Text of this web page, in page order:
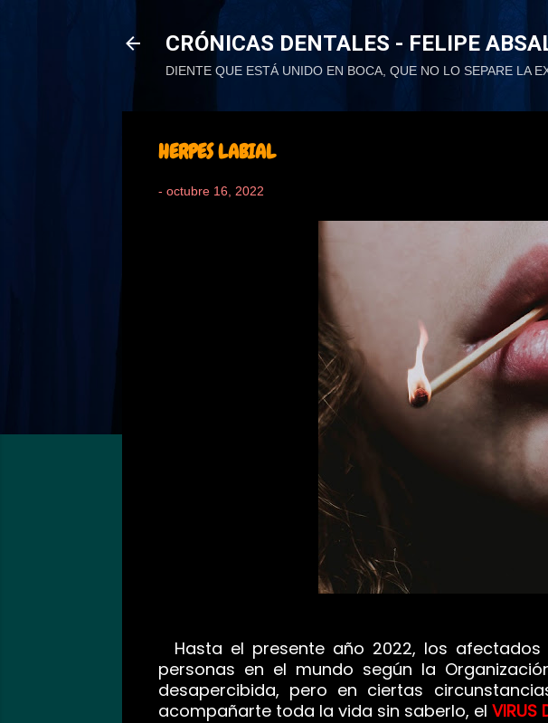
CRÓNICAS DENTALES - FELIPE
DIENTE QUE ESTÁ UNIDO EN BOCA, QUE NO LO SEPARE LA
HERPES LABIAL
- octubre 16, 2022
Hasta el presente año 2022, los
personas en el mundo según la
desapercibida, pero en ciertas
acompañarte toda la vida sin saberlo, el VIRUS